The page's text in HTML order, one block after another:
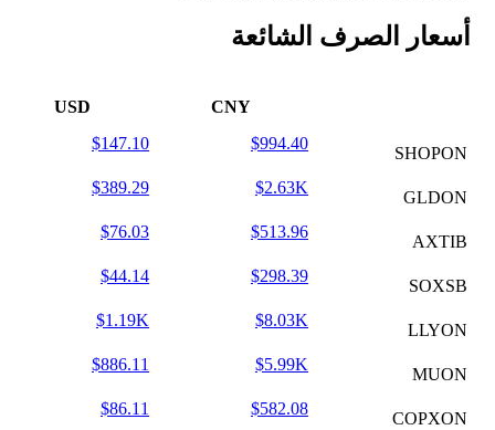
أسعار الصرف الشائعة
CNY
USD
SHOPON
$994.40
$147.10
GLDON
$2.63K
$389.29
AXTIB
$513.96
$76.03
SOXSB
$298.39
$44.14
LLYON
$8.03K
$1.19K
MUON
$5.99K
$886.11
COPXON
$582.08
$86.11